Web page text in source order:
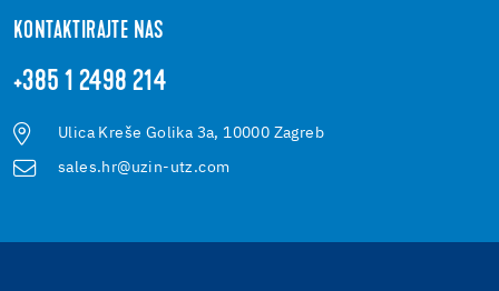
KONTAKTIRAJTE NAS
+385 1 2498 214
Ulica Kreše Golika 3a, 10000 Zagreb
sales.hr@uzin-utz.com